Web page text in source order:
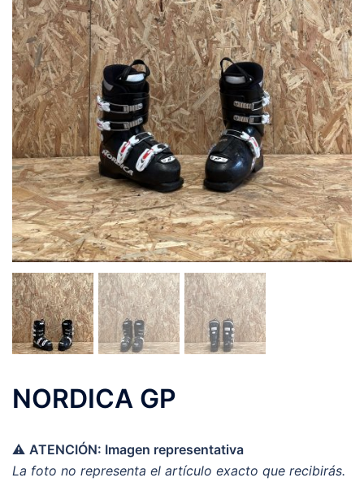
NORDICA GP
⚠️ ATENCIÓN: Imagen representativa
La foto no representa el artículo exacto que recibirás.